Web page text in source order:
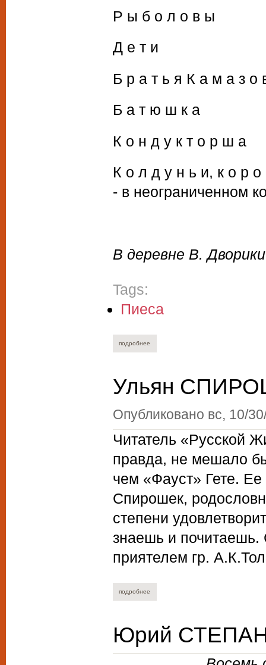
Р ы б о л о в ы
Д е т и
Б р а т ь я К а м а з о
Б а т ю ш к а
К о н д у к т о р ш а
К о л д у н ь и, к о р
- в неограниченном
В деревне В.
Tags:
Пиеса
подробнее
Ульян
Опубликовано вс, 10/
Читатель «Русской
правда, не мешало
чем «Фауст» Гете.
Спирошек,
степени
знаешь и
приятелем гр.
подробнее
Юрий